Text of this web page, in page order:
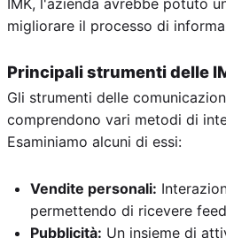
migliorare il processo di
Principali strumenti delle
Gli strumenti delle
comprendono vari metodi di
Esaminiamo alcuni di essi:
Vendite personali:
permettendo di ricevere
Pubblicità: Un insieme di